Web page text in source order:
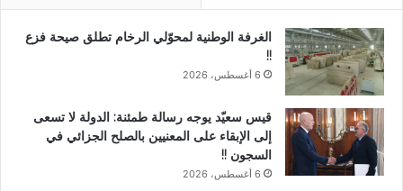
الغرفة الوطنية لمحوّلي الرخام تطلق صيحة فزع
!!
6 أغسطس، 2026
قيس سعيّد يوجه رسالة طمئنة: الدولة لا تسعى
إلى الإبقاء على المعنيين بالصلح الجزائي في
السجون !!
6 أغسطس، 2026